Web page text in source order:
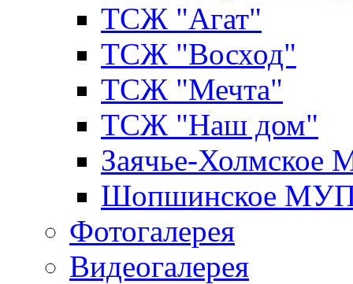
ТСЖ "Агат"
ТСЖ "Восход"
ТСЖ "Мечта"
ТСЖ "Наш дом"
Заячье-
Шопшинское
Фотогалерея
Видеогалерея